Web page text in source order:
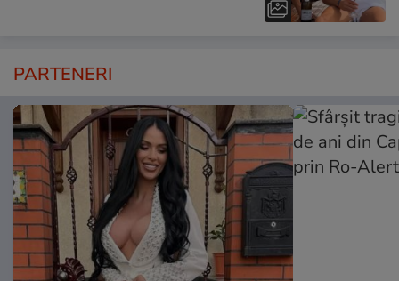
PARTENERI